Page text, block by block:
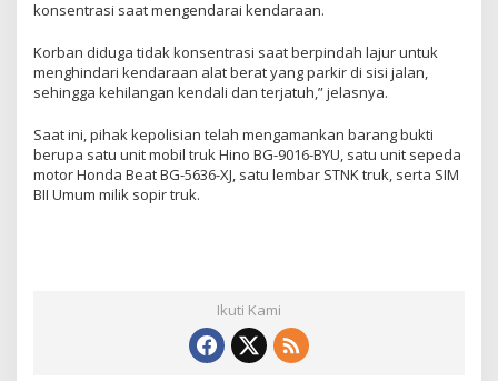
konsentrasi saat mengendarai kendaraan.
Korban diduga tidak konsentrasi saat berpindah lajur untuk
menghindari kendaraan alat berat yang parkir di sisi jalan,
sehingga kehilangan kendali dan terjatuh,” jelasnya.
Saat ini, pihak kepolisian telah mengamankan barang bukti
berupa satu unit mobil truk Hino BG-9016-BYU, satu unit sepeda
motor Honda Beat BG-5636-XJ, satu lembar STNK truk, serta SIM
BII Umum milik sopir truk.
Ikuti Kami